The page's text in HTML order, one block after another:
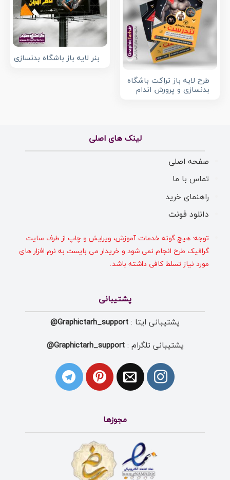
طرح لایه باز تراکت باشگاه
بدنسازی و پرورش اندام
بنر لایه باز باشگاه بدنسازی
لینک های اصلی
صفحه اصلی
تماس با ما
راهنمای خرید
دانلود فونت
توجه: هیچ گونه خدمات آموزش، ویرایش و چاپ از طرف سایت
گرافیک طرح انجام نمی شود و خریدار می بایست به نرم افزار های
مورد نیاز تسلط کافی داشته باشد.
پشتیبانی
پشتیبانی ایتا : Graphictarh_support@
پشتیبانی تلگرام :Graphictarh_support@
مجوزها